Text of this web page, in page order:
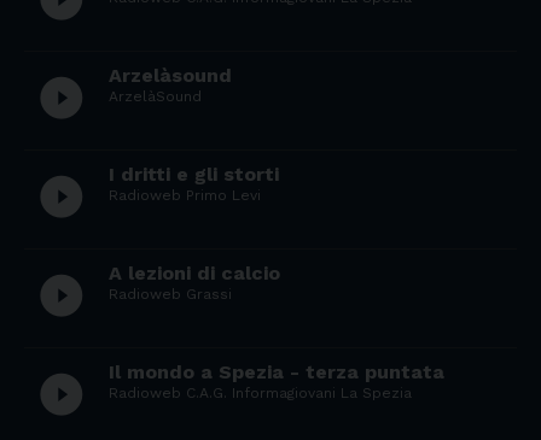
play_circle_filled Arzelàsound
ArzelàSound
play_circle_filled I dritti e gli storti
Radioweb Primo Levi
play_circle_filled A lezioni di calcio
Radioweb Grassi
play_circle_filled Il mondo a Spezia - terza puntata
Radioweb C.A.G. Informagiovani La Spezia